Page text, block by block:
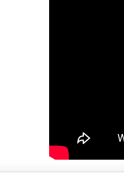
導聆開始
18:45 導聆開始